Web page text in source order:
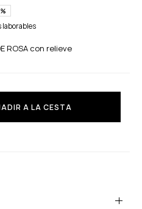
laborables
ROSA con relieve
A LA CESTA